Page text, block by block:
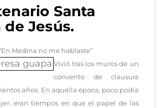
Santa
de Jesús.
Medina no me hablaste”
Vivió tras los muros de un
convento de clausura
años. En aquella época, poco podía
eran tiempos en que el papel de las